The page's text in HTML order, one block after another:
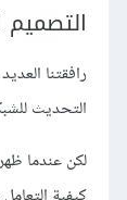
رافقتنا
التحديث
لكن عندما